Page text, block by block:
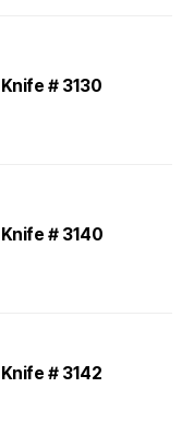
# 3130
# 3140
# 3142